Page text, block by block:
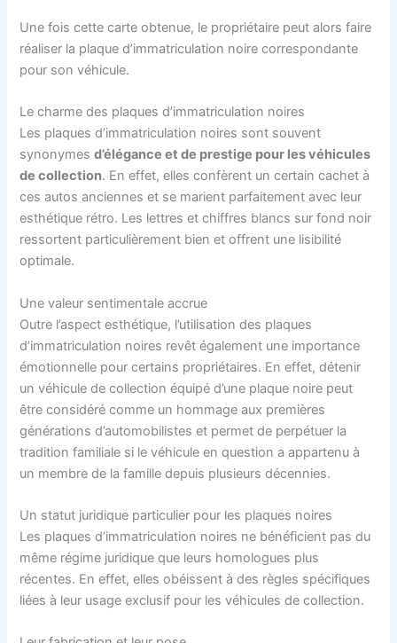
Une fois cette carte obtenue, le propriétaire peut alors faire
réaliser la plaque d’immatriculation noire correspondante
pour son véhicule.
Le charme des plaques d’immatriculation noires
Les plaques d’immatriculation noires sont souvent
synonymesd’élégance et de prestige pour les véhicules
de collection. En effet, elles confèrent un certain cachet à
ces autos anciennes et se marient parfaitement avec leur
esthétique rétro. Les lettres et chiffres blancs sur fond noir
ressortent particulièrement bien et offrent une lisibilité
optimale.
Une valeur sentimentale accrue
Outre l’aspect esthétique, l’utilisation des plaques
d’immatriculation noires revêt également une importance
émotionnelle pour certains propriétaires. En effet, détenir
un véhicule de collection équipé d’une plaque noire peut
être considéré comme un hommage aux premières
générations d’automobilistes et permet de perpétuer la
tradition familiale si le véhicule en question a appartenu à
un membre de la famille depuis plusieurs décennies.
Un statut juridique particulier pour les plaques noires
Les plaques d’immatriculation noires ne bénéficient pas du
même régime juridique que leurs homologues plus
récentes. En effet, elles obéissent à des règles spécifiques
liées à leur usage exclusif pour les véhicules de collection.